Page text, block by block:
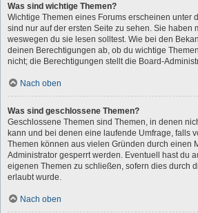
Was sind wichtige Themen?
Wichtige Themen eines Forums erscheinen unter
sind nur auf der ersten Seite zu sehen. Sie haben
weswegen du sie lesen solltest. Wie bei den
deinen Berechtigungen ab, ob du wichtige
nicht; die Berechtigungen stellt die Board-
Nach oben
Was sind geschlossene Themen?
Geschlossene Themen sind Themen, in denen
kann und bei denen eine laufende Umfrage, falls
Themen können aus vielen Gründen durch einen
Administrator gesperrt werden. Eventuell hast du
eigenen Themen zu schließen, sofern dies durch
erlaubt wurde.
Nach oben